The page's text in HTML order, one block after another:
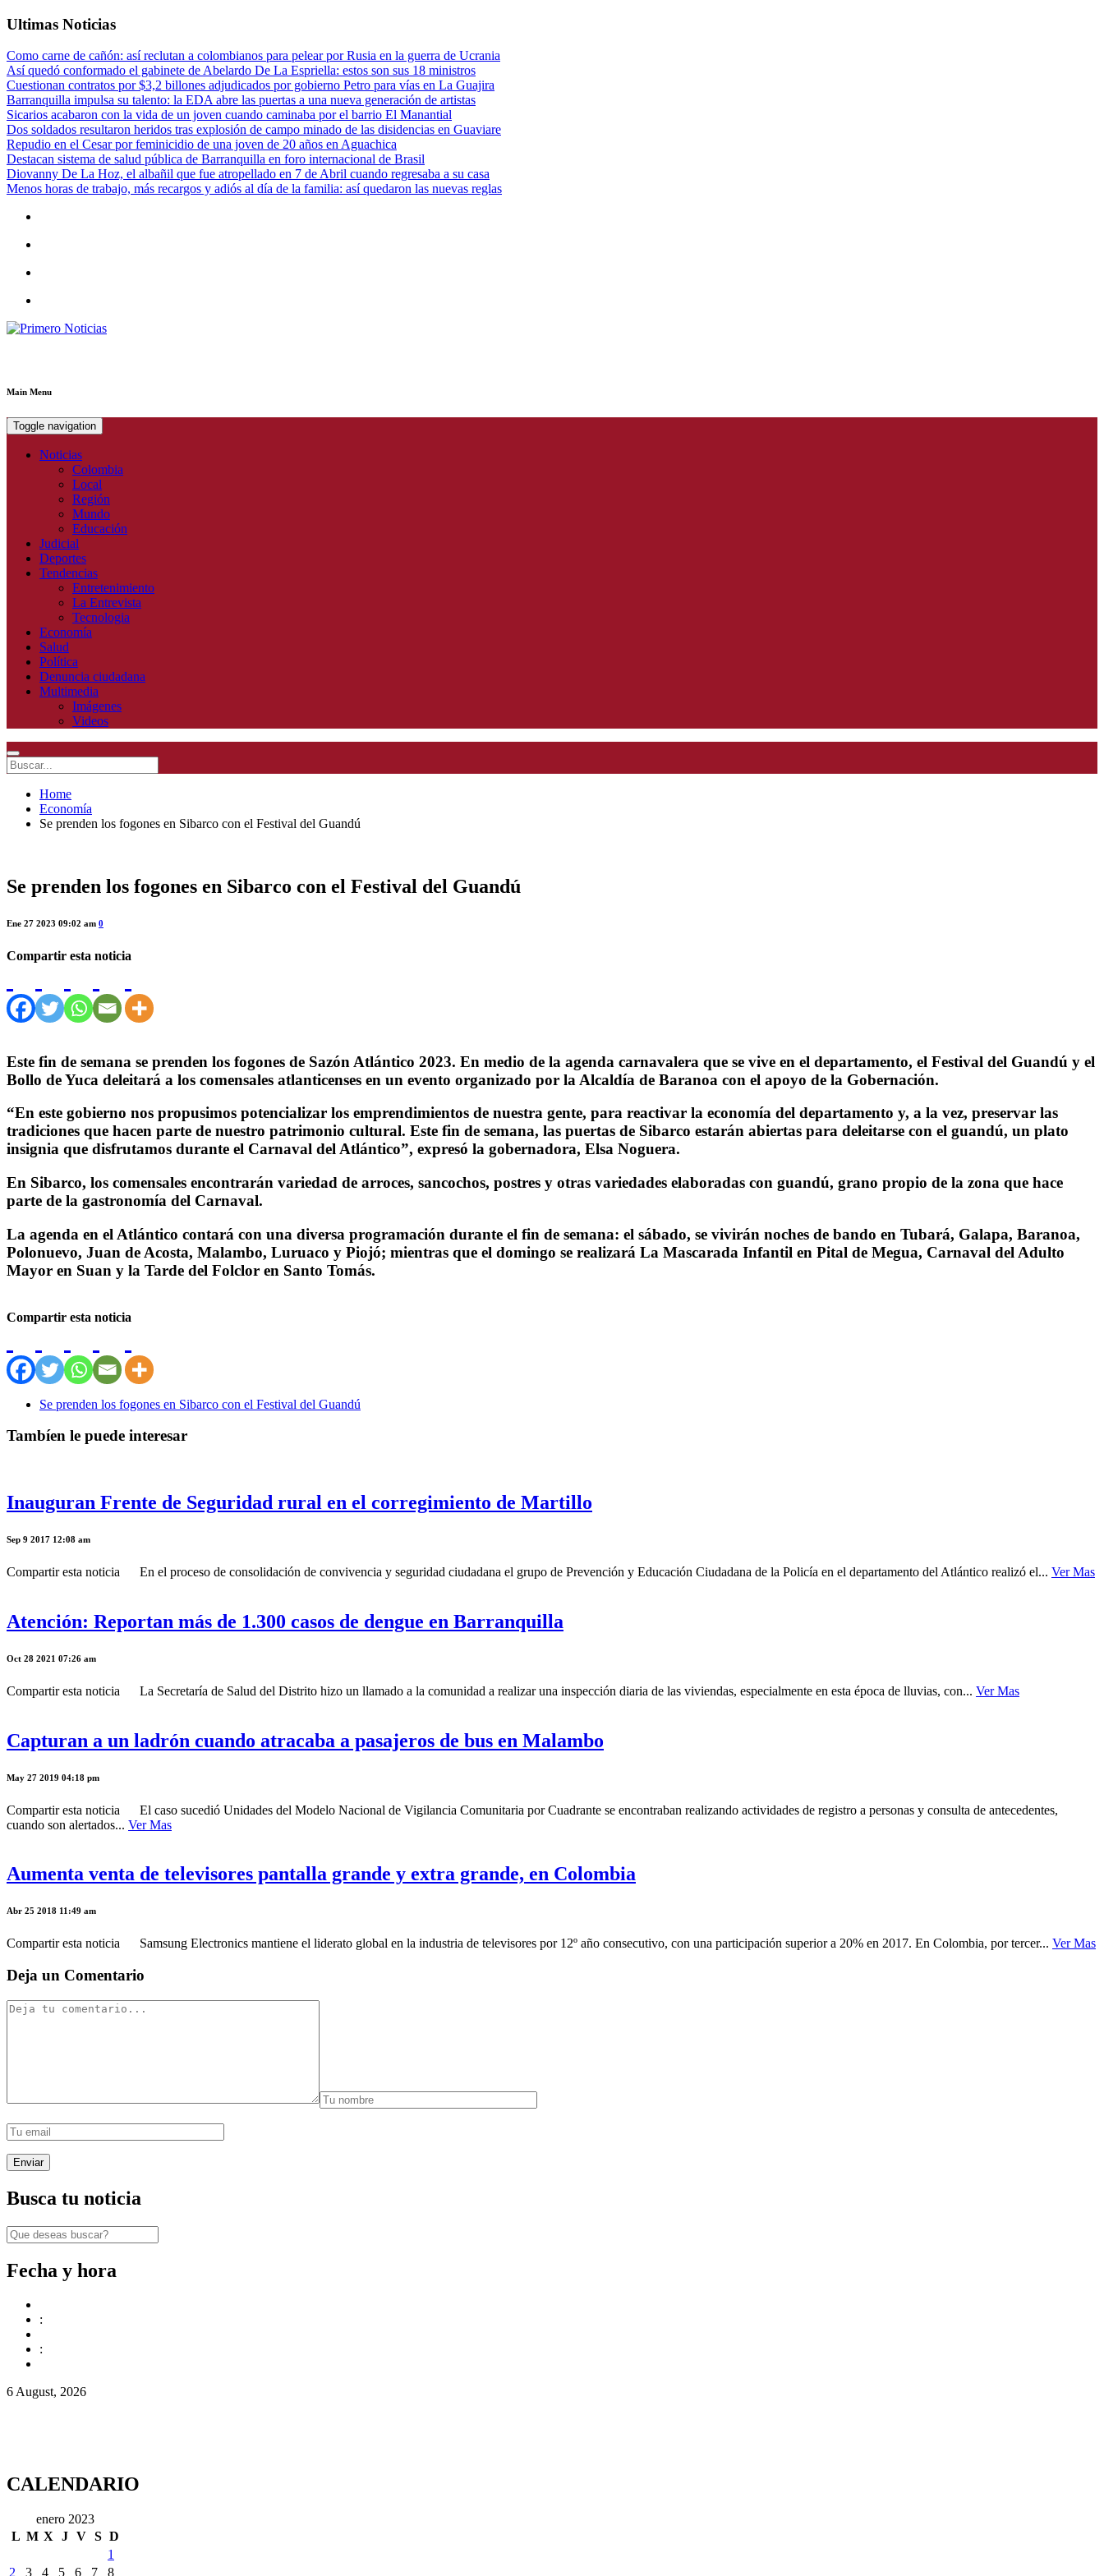
Ultimas Noticias
Como carne de cañón: así reclutan a colombianos para pelear por Rusia en la guerra de Ucrania
Así quedó conformado el gabinete de Abelardo De La Espriella: estos son sus 18 ministros
Cuestionan contratos por $3,2 billones adjudicados por gobierno Petro para vías en La Guajira
Barranquilla impulsa su talento: la EDA abre las puertas a una nueva generación de artistas
Sicarios acabaron con la vida de un joven cuando caminaba por el barrio El Manantial
Dos soldados resultaron heridos tras explosión de campo minado de las disidencias en Guaviare
Repudio en el Cesar por feminicidio de una joven de 20 años en Aguachica
Destacan sistema de salud pública de Barranquilla en foro internacional de Brasil
Diovanny De La Hoz, el albañil que fue atropellado en 7 de Abril cuando regresaba a su casa
Menos horas de trabajo, más recargos y adiós al día de la familia: así quedaron las nuevas reglas
Main Menu
Toggle navigation
Noticias
Colombia
Local
Región
Mundo
Educación
Judicial
Deportes
Tendencias
Entretenimiento
La Entrevista
Tecnologia
Economía
Salud
Política
Denuncia ciudadana
Multimedia
Imágenes
Videos
Home
Economía
Se prenden los fogones en Sibarco con el Festival del Guandú
Se prenden los fogones en Sibarco con el Festival del Guandú
Ene 27 2023 09:02 am 0
Compartir esta noticia
Este fin de semana se prenden los fogones de Sazón Atlántico 2023. En medio de la agenda carnavalera que se vive en el departamento, el Festival del Guandú y el
Bollo de Yuca deleitará a los comensales atlanticenses en un evento organizado por la Alcaldía de Baranoa con el apoyo de la Gobernación.
“En este gobierno nos propusimos potencializar los emprendimientos de nuestra gente, para reactivar la economía del departamento y, a la vez, preservar las
tradiciones que hacen parte de nuestro patrimonio cultural. Este fin de semana, las puertas de Sibarco estarán abiertas para deleitarse con el guandú, un plato
insignia que disfrutamos durante el Carnaval del Atlántico”, expresó la gobernadora, Elsa Noguera.
En Sibarco, los comensales encontrarán variedad de arroces, sancochos, postres y otras variedades elaboradas con guandú, grano propio de la zona que hace
parte de la gastronomía del Carnaval.
La agenda en el Atlántico contará con una diversa programación durante el fin de semana: el sábado, se vivirán noches de bando en Tubará, Galapa, Baranoa,
Polonuevo, Juan de Acosta, Malambo, Luruaco y Piojó; mientras que el domingo se realizará La Mascarada Infantil en Pital de Megua, Carnaval del Adulto
Mayor en Suan y la Tarde del Folclor en Santo Tomás.
Compartir esta noticia
Se prenden los fogones en Sibarco con el Festival del Guandú
Tambíen le puede interesar
Inauguran Frente de Seguridad rural en el corregimiento de Martillo
Sep 9 2017 12:08 am
Compartir esta noticia En el proceso de consolidación de convivencia y seguridad ciudadana el grupo de Prevención y Educación Ciudadana de la Policía en el departamento del Atlántico realizó el... Ver Mas
Atención: Reportan más de 1.300 casos de dengue en Barranquilla
Oct 28 2021 07:26 am
Compartir esta noticia La Secretaría de Salud del Distrito hizo un llamado a la comunidad a realizar una inspección diaria de las viviendas, especialmente en esta época de lluvias, con... Ver Mas
Capturan a un ladrón cuando atracaba a pasajeros de bus en Malambo
May 27 2019 04:18 pm
Compartir esta noticia El caso sucedió Unidades del Modelo Nacional de Vigilancia Comunitaria por Cuadrante se encontraban realizando actividades de registro a personas y consulta de antecedentes,
cuando son alertados... Ver Mas
Aumenta venta de televisores pantalla grande y extra grande, en Colombia
Abr 25 2018 11:49 am
Compartir esta noticia Samsung Electronics mantiene el liderato global en la industria de televisores por 12º año consecutivo, con una participación superior a 20% en 2017. En Colombia, por tercer... Ver Mas
Deja un Comentario
Busca tu noticia
Fecha y hora
:
:
6 August, 2026
CALENDARIO
enero 2023
L M X J V S D
1
2
3 4 5 6 7 8